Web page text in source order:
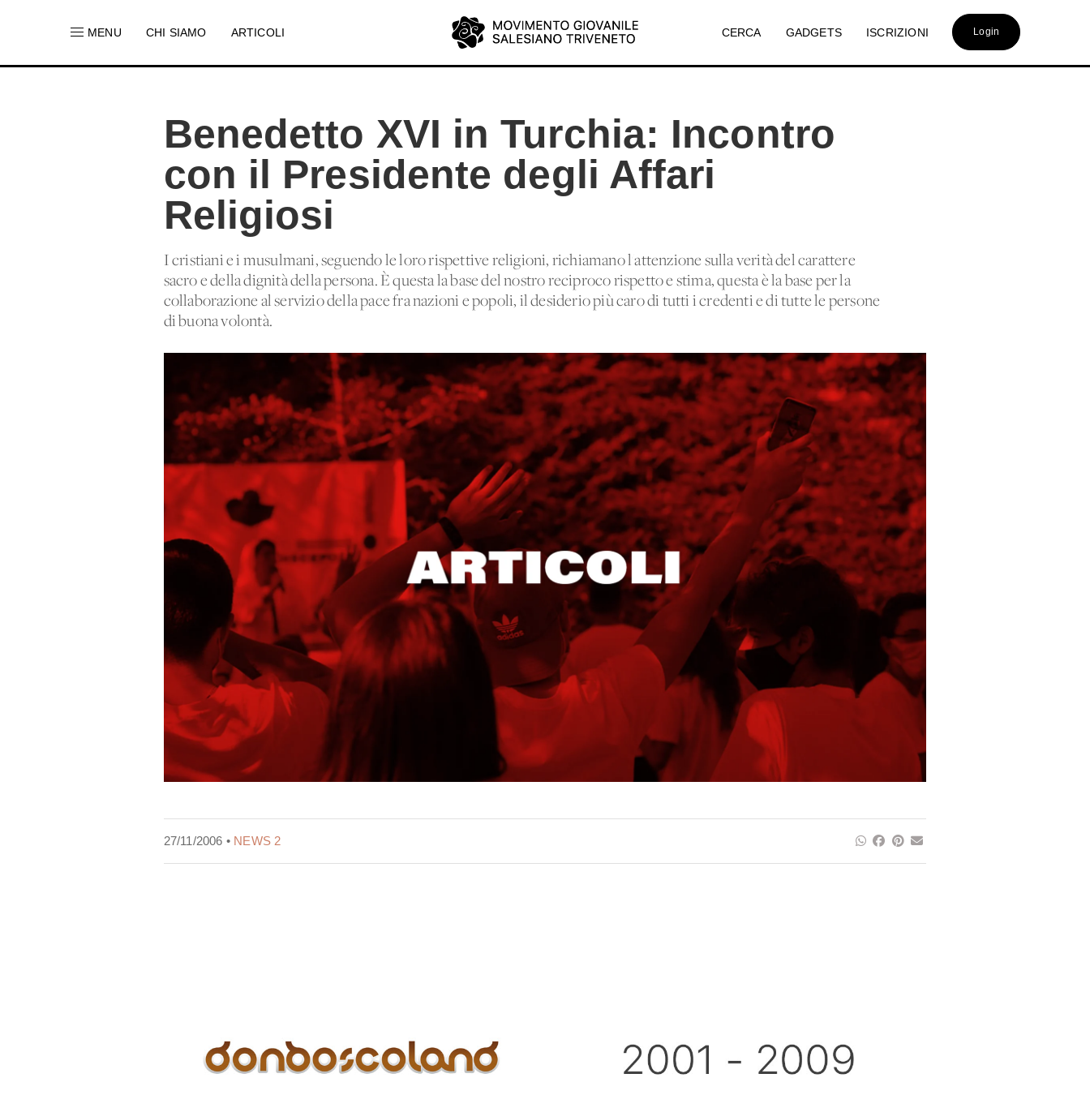
MENU CHI SIAMO ARTICOLI CERCA GADGETS ISCRIZIONI Login
Benedetto XVI in Turchia: Incontro
con il Presidente degli Affari
Religiosi
I cristiani e i musulmani, seguendo le loro rispettive religioni, richiamano l'attenzione sulla verità del carattere
sacro e della dignità della persona. È questa la base del nostro reciproco rispetto e stima, questa è la base per la
collaborazione al servizio della pace fra nazioni e popoli, il desiderio più caro di tutti i credenti e di tutte le persone
di buona volontà.
27/11/2006 • NEWS 2